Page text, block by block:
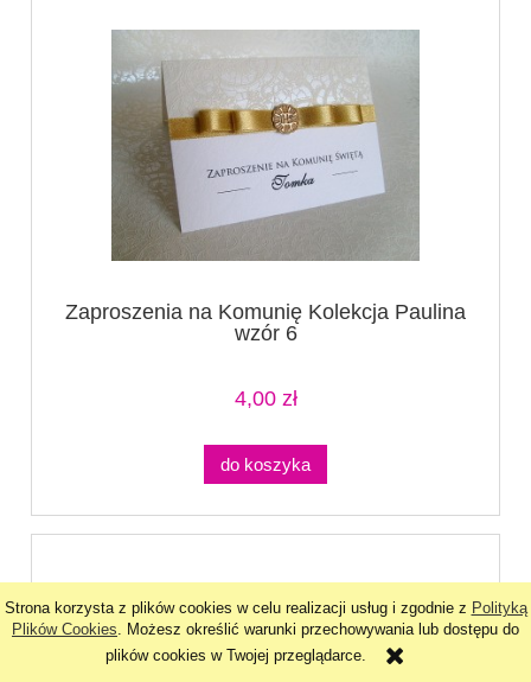
Strona korzysta z plików cookies w celu realizacji usług i zgodnie z Polityką
Plików Cookies. Możesz określić warunki przechowywania lub dostępu do
plików cookies w Twojej przeglądarce.
Zaproszenia na Komunię Kolekcja Paulina
wzór 6
4,00 zł
do koszyka